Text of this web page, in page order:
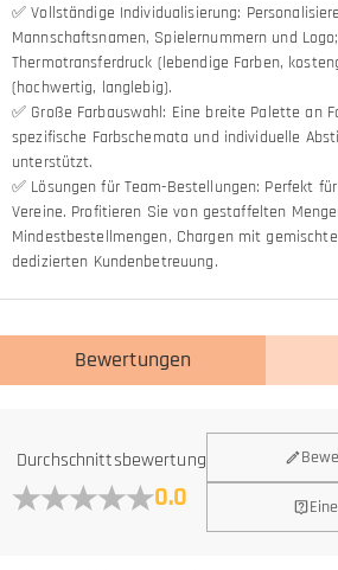
✅ Vollständige Individualisierung:
Mannschaftsnamen, Spielernummern und
Thermotransferdruck (lebendige Farben,
(hochwertig, langlebig).
✅ Große Farbauswahl: Eine breite Palette an
spezifische Farbschemata und individuelle
unterstützt.
✅ Lösungen für Team-Bestellungen: Perfekt
Vereine. Profitieren Sie von gestaffelten
Mindestbestellmengen, Chargen mit
dedizierten Kundenbetreuung.
Bewertungen
Durchschnittsbewertung
0.0
Allgemein
Wo befindet sich Ihr Unternehmen?
DWir befinden uns in Hongkong.